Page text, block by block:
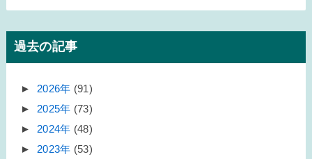
過去の記事
► 2026年 (91)
► 2025年 (73)
► 2024年 (48)
► 2023年 (53)